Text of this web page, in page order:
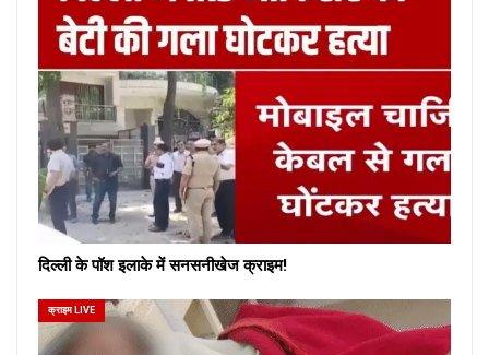
दिल्ली के पॉश इलाके में सनसनीखेज क्राइम!
क्राइम LIVE